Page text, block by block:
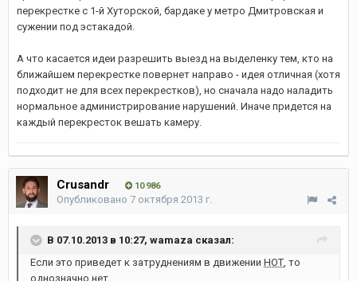
перекрестке с 1-й Хуторской, бардаке у метро Дмитровская и
сужении под эстакадой.
А что касается идеи разрешить выезд на выделенку тем, кто на
ближайшем перекрестке повернет направо - идея отличная (хотя
подходит не для всех перекрестков), но сначала надо наладить
нормальное администрирование нарушений. Иначе придется на
каждый перекресток вешать камеру.
Crusandr 10 986
Опубликовано 7 октября 2013 г.
В 07.10.2013 в 10:27, wamaza сказал:
Если это приведет к затруднениям в движении НОТ, то
однозначно нет.